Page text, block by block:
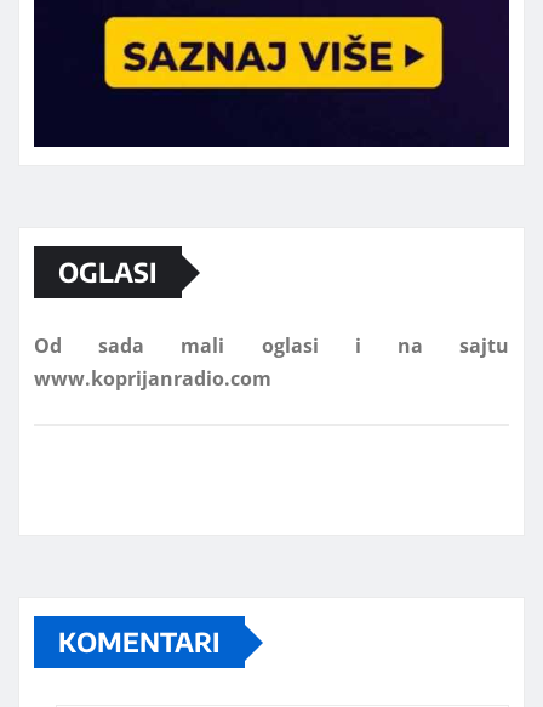
OGLASI
Od sada mali oglasi i na sajtu
KOMENTARI